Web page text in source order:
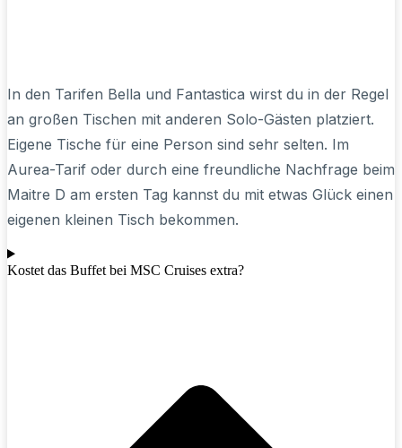
In den Tarifen Bella und Fantastica wirst du in der Regel
an großen Tischen mit anderen Solo-Gästen platziert.
Eigene Tische für eine Person sind sehr selten. Im
Aurea-Tarif oder durch eine freundliche Nachfrage beim
Maitre D am ersten Tag kannst du mit etwas Glück einen
eigenen kleinen Tisch bekommen.
Kostet das Buffet bei MSC Cruises extra?